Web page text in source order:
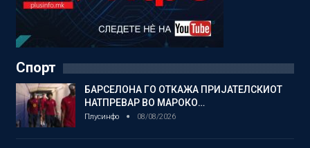
Спорт
БАРСЕЛОНА ГО ОТКАЖА ПРИЈАТЕЛСКИОТ
НАТПРЕВАР ВО МАРОКО…
Плусинфо 08/08/2026